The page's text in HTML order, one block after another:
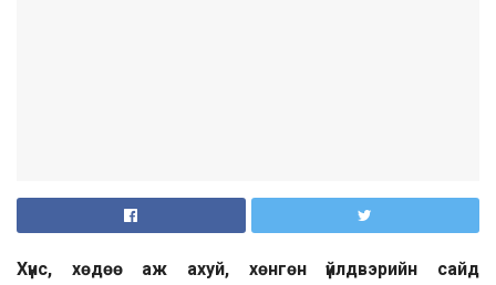
Хүнс, хөдөө аж ахуй, хөнгөн үйлдвэрийн сайд